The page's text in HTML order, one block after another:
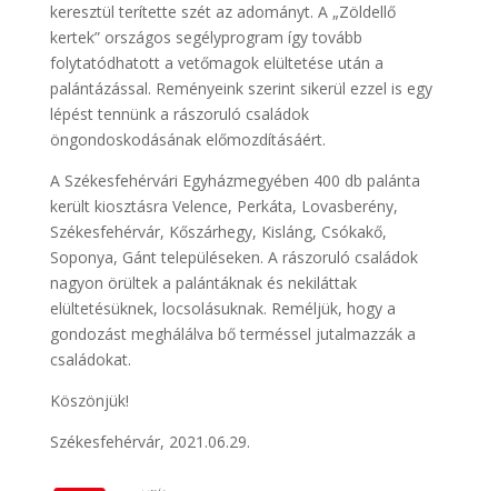
keresztül terítette szét az adományt. A „Zöldellő
kertek” országos segélyprogram így tovább
folytatódhatott a vetőmagok elültetése után a
palántázással. Reményeink szerint sikerül ezzel is egy
lépést tennünk a rászoruló családok
öngondoskodásának előmozdításáért.
A Székesfehérvári Egyházmegyében 400 db palánta
került kiosztásra Velence, Perkáta, Lovasberény,
Székesfehérvár, Kőszárhegy, Kisláng, Csókakő,
Soponya, Gánt településeken. A rászoruló családok
nagyon örültek a palántáknak és nekiláttak
elültetésüknek, locsolásuknak. Reméljük, hogy a
gondozást meghálálva bő terméssel jutalmazzák a
családokat.
Köszönjük!
Székesfehérvár, 2021.06.29.